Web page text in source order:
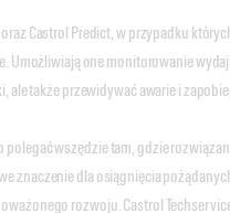
Castrol Predict, w przypadku
Umożliwiają one monitorowanie
także przewidywać awarie i
polegać wszędzie tam, gdzie
znaczenie dla osiągnięcia
rozwoju. Castrol